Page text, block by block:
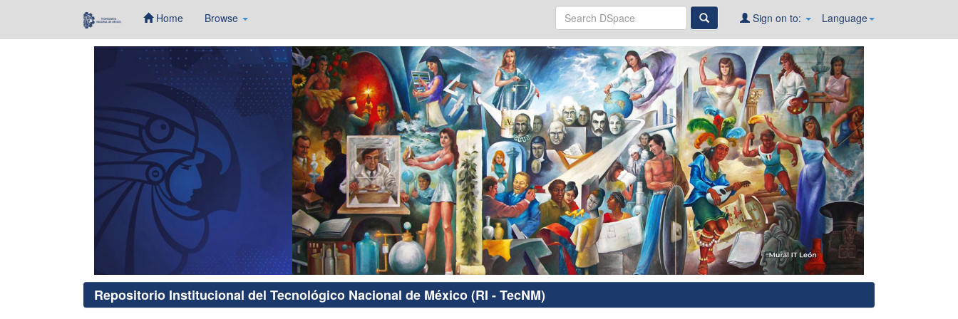
Home Browse Language
Sign on to:
Repositorio Institucional del Tecnológico Nacional de México (RI - TecNM)